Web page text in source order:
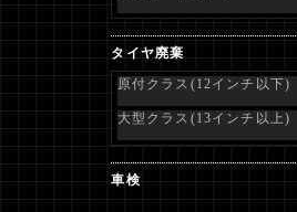
タイヤ廃棄
原付クラス(12インチ以下)
大型クラス(13インチ以上)
車検